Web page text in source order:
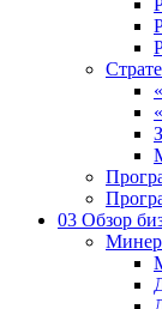
03 Обзор